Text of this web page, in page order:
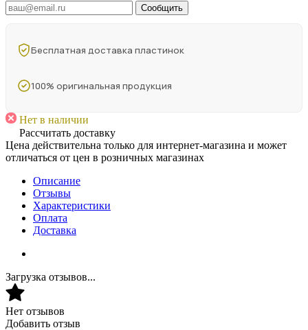
Сообщить
Бесплатная доставка пластинок
100% оригинальная продукция
Нет в наличии
Рассчитать доставку
Цена действительна только для интернет-магазина и может
отличаться от цен в розничных магазинах
Описание
Отзывы
Характеристики
Оплата
Доставка
Загрузка отзывов...
Нет отзывов
Добавить отзыв